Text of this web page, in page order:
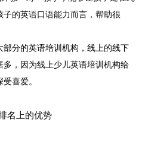
的英语口语能力而言，帮助很
部分的英语培训机构，线上的线下
，因为线上少儿英语培训机构给
喜爱。
名上的优势